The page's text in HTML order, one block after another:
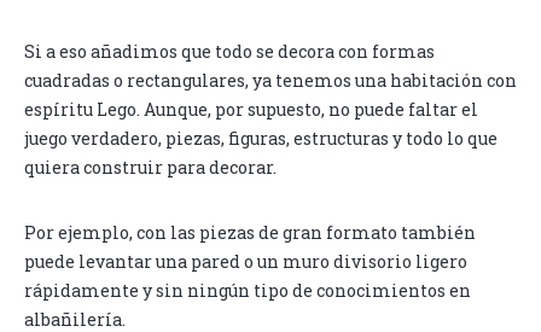
Si a eso añadimos que todo se decora con formas
cuadradas o rectangulares, ya tenemos una habitación con
espíritu Lego. Aunque, por supuesto, no puede faltar el
juego verdadero, piezas, figuras, estructuras y todo lo que
quiera construir para decorar.
Por ejemplo, con las piezas de gran formato también
puede levantar una pared o un muro divisorio ligero
rápidamente y sin ningún tipo de conocimientos en
albañilería.